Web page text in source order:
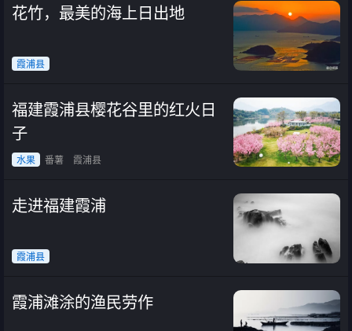
花竹，最美的海上日出地
霞浦县
福建霞浦县樱花谷里的红火日
子
水果 番薯 霞浦县
走进福建霞浦
霞浦县
霞浦滩涂的渔民劳作